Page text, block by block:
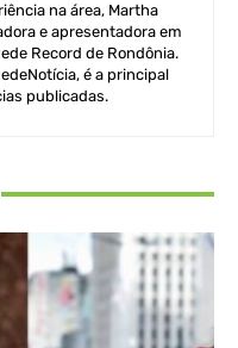
na área, Martha
e apresentadora em
Record de Rondônia.
é a principal
publicadas.